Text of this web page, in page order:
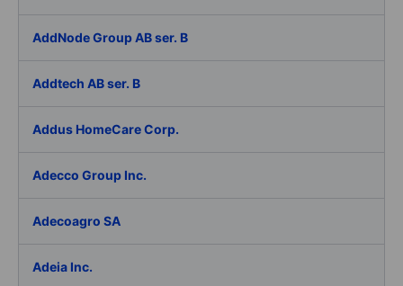
AddNode Group AB ser. B
Addtech AB ser. B
Addus HomeCare Corp.
Adecco Group Inc.
Adecoagro SA
Adeia Inc.